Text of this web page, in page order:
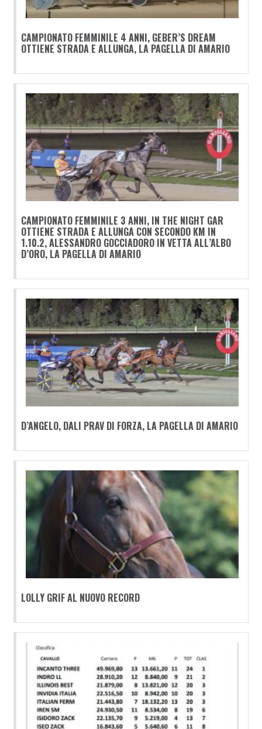
CAMPIONATO FEMMINILE 4 ANNI, GEBER’S DREAM
OTTIENE STRADA E ALLUNGA, LA PAGELLA DI AMARIO
CAMPIONATO FEMMINILE 3 ANNI, IN THE NIGHT GAR
OTTIENE STRADA E ALLUNGA CON SECONDO KM IN
1.10.2, ALESSANDRO GOCCIADORO IN VETTA ALL’ALBO
D’ORO, LA PAGELLA DI AMARIO
D’ANGELO, DALI PRAV DI FORZA, LA PAGELLA DI AMARIO
LOLLY GRIF AL NUOVO RECORD